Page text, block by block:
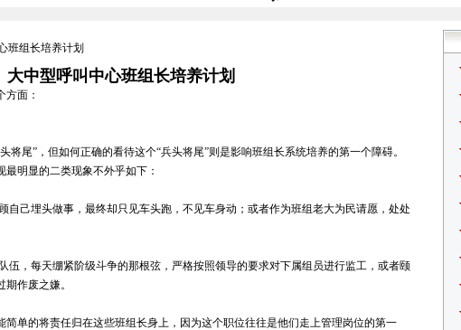
班组长培养计划
大中型呼叫中心班组长培养计划
方面：
将尾”，但如何正确的看待这个“兵头将尾”则是影响班组长系统培养的第一个障碍。
明显的二类现象不外乎如下：
自己埋头做事，最终却只见车头跑，不见车身动；或者作为班组老大为民请愿，处处
伍，每天绷紧阶级斗争的那根弦，严格按照领导的要求对下属组员进行监工，或者颐
作废之嫌。
简单的将责任归在这些班组长身上，因为这个职位往往是他们走上管理岗位的第一